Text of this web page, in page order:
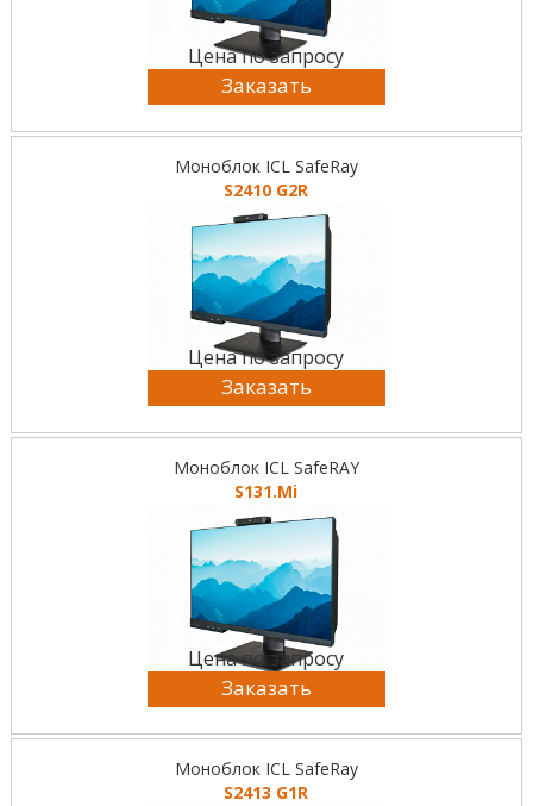
Цена по запросу
Заказать
Моноблок ICL SafeRay
S2410 G2R
Цена по запросу
Заказать
Моноблок ICL SafeRAY
S131.Mi
Цена по запросу
Заказать
Моноблок ICL SafeRay
S2413 G1R